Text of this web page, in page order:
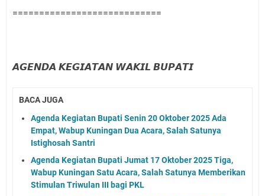
============================
𝘼𝙂𝙀𝙉𝘿𝘼 𝙆𝙀𝙂𝙄𝘼𝙏𝘼𝙉 𝙒𝘼𝙆𝙄𝙇 𝘽𝙐𝙋𝘼𝙏𝙄
BACA JUGA
Agenda Kegiatan Bupati Senin 20 Oktober 2025 Ada
Empat, Wabup Kuningan Dua Acara, Salah Satunya
Istighosah Santri
Agenda Kegiatan Bupati Jumat 17 Oktober 2025 Tiga,
Wabup Kuningan Satu Acara, Salah Satunya Memberikan
Stimulan Triwulan III bagi PKL